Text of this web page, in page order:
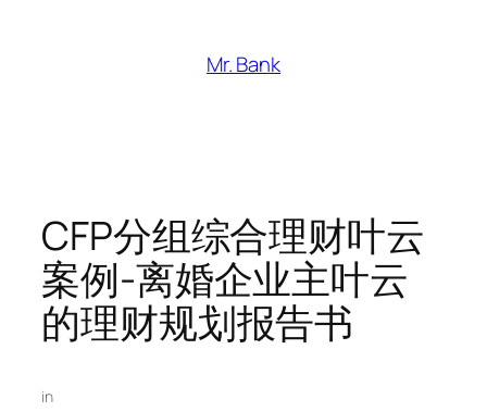
Mr. Bank
CFP分组综合理财叶云
案例-离婚企业主叶云
的理财规划报告书
in